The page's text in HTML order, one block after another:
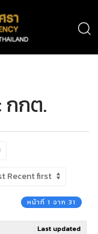
กกต.
หน้าที่ 1 จาก 31
Last updated